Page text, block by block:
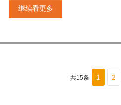
继续看更多
共15条 1 2